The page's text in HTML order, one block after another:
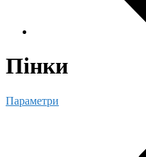
Пінки
Параметри